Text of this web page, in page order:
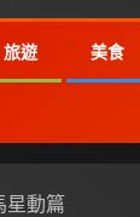
旅遊 美食
星動篇